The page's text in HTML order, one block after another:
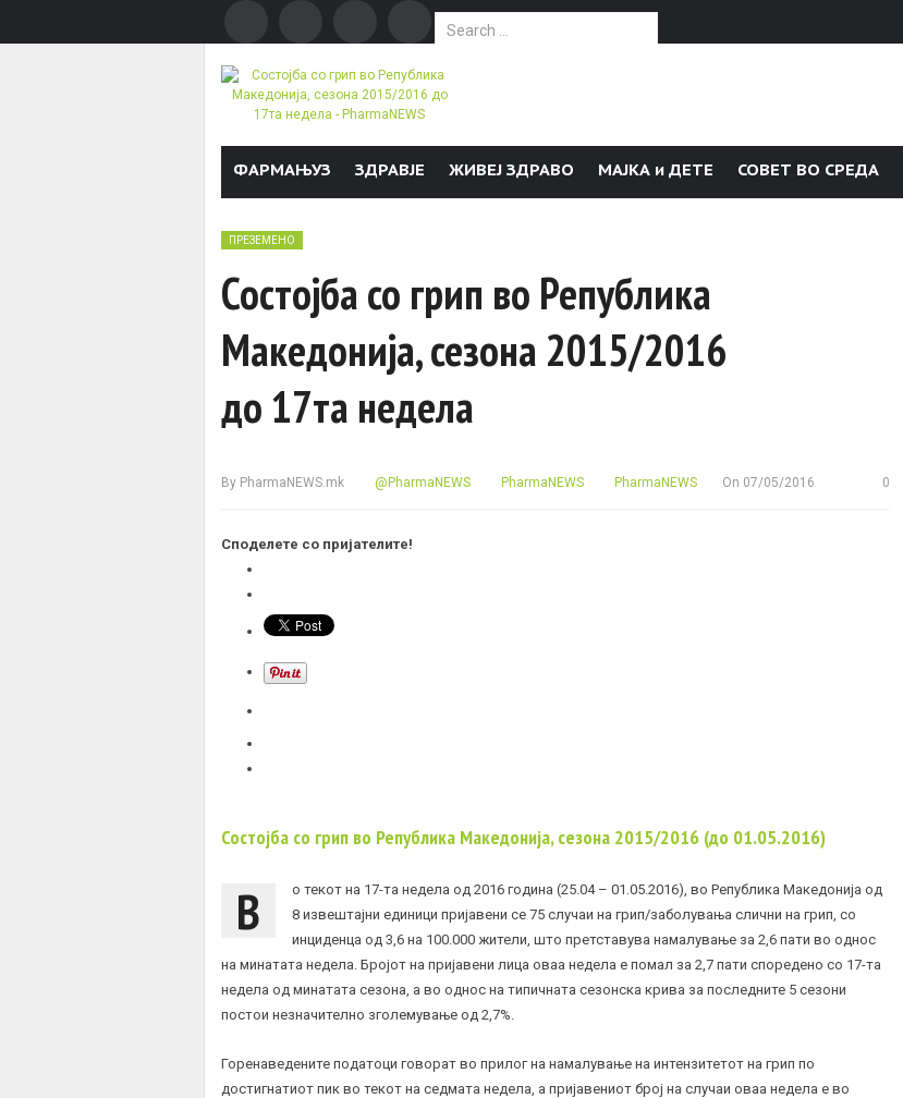
Search for:
ФАРМАЊУЗ ЗДРАВЈЕ ЖИВЕЈ ЗДРАВО МАЈКА и ДЕТЕ СОВЕТ ВО СРЕДА
ПРЕЗЕМЕНО
Состојба со грип во Република
Македонија, сезона 2015/2016
до 17та недела
By PharmaNEWS.mk @PharmaNEWS PharmaNEWS PharmaNEWS On 07/05/2016 0
Споделете со пријателите!
Состојба со грип во Република Македонија, сезона 2015/2016 (до 01.05.2016)
В
о текот на 17-та недела од 2016 година (25.04 – 01.05.2016), во Република Македонија од
8 извештајни единици пријавени се 75 случаи на грип/заболувања слични на грип, со
инциденца од 3,6 на 100.000 жители, што претставува намалување за 2,6 пати во однос
на минатата недела. Бројот на пријавени лица оваа недела е помал за 2,7 пати споредено со 17-та
недела од минатата сезона, а во однос на типичната сезонска крива за последните 5 сезони
постои незначително зголемување од 2,7%.
Горенаведените податоци говорат во прилог на намалување на интензитетот на грип по
достигнатиот пик во текот на седмата недела, а пријавениот број на случаи оваа недела е во